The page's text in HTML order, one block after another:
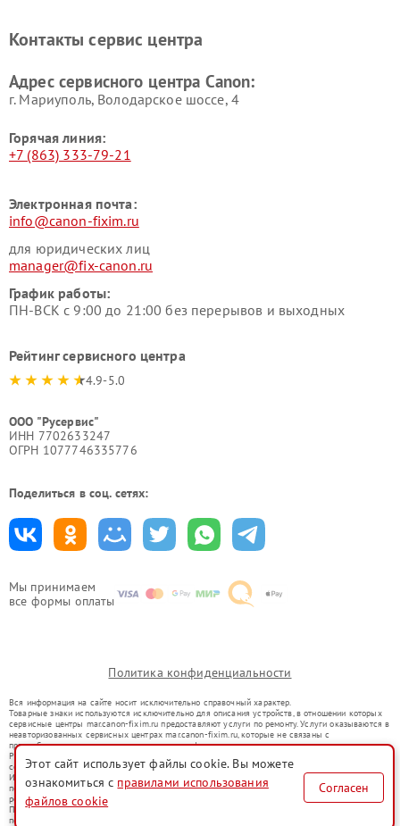
Мы принимаем
все формы оплаты
Контакты сервис центра
Адрес сервисного центра Canon:
г. Мариуполь, Володарское шоссе, 4
Горячая линия:
+7 (863) 333-79-21
Электронная почта:
info@canon-fixim.ru
для юридических лиц
manager@fix-canon.ru
График работы:
ПН-ВСК с 9:00 до 21:00 без перерывов и выходных
Рейтинг сервисного центра
4.9-5.0
ООО "Русервис"
ИНН 7702633247
ОГРН 1077746335776
Поделиться в соц. сетях:
Политика конфиденциальности
Вся информация на сайте носит исключительно справочный характер.
Товарные знаки используются исключительно для описания устройств, в отношении которых
сервисные центры mar.canon-fixim.ru предоставляют услуги по ремонту. Услуги оказываются в
неавторизованных сервисных центрах mar.canon-fixim.ru, которые не связаны с
правообладателями товарных знаков или их официальными представителями.
Ремонт осуществляется для устройств, уже введенных в гражданский оборот в соответствии
со статьей 1487 ГК РФ.
Использование товарных знаков не преследует цели индивидуализации услуг или введения
потребителей в заблуждение, а служит для информирования о предоставляемых услугах по
ремонту техники указанных брендов.
Представленная на сайте информация не является публичной офертой, определяемой
положениями Статьи 437(2) Гражданского кодекса РФ
Этот сайт использует файлы cookie. Вы можете
ознакомиться с правилами использования
файлов cookie
Согласен